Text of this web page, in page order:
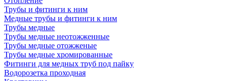
Трубы и фитинги к ним
Медные трубы и фитинги к ним
Трубы медные
Трубы медные неотожженные
Трубы медные отожженые
Трубы медные хромированные
Фитинги для медных труб под пайку
Водорозетка проходная